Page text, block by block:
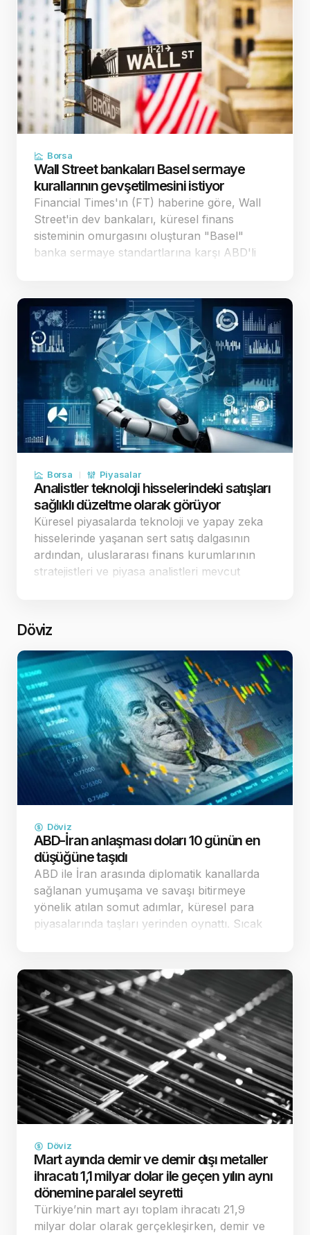
Borsa
Wall Street bankaları Basel sermaye
kurallarının gevşetilmesini istiyor
Financial Times'ın (FT) haberine göre, Wall
Street'in dev bankaları, küresel finans
sisteminin omurgasını oluşturan "Basel"
banka sermaye standartlarına karşı ABD'li
dolar büyüklü…
Borsa Piyasalar
Analistler teknoloji hisselerindeki satışları
sağlıklı düzeltme olarak görüyor
Küresel piyasalarda teknoloji ve yapay zeka
hisselerinde yaşanan sert satış dalgasının
ardından, uluslararası finans kurumlarının
stratejistleri ve piyasa analistleri mevcut
revizyonu beklent…
Döviz
Döviz
ABD-İran anlaşması doları 10 günün en
düşüğüne taşıdı
ABD ile İran arasında diplomatik kanallarda
sağlanan yumuşama ve savaşı bitirmeye
yönelik atılan somut adımlar, küresel para
piyasalarında taşları yerinden oynattı. Sıcak
yatırımcıların "g…
Döviz
Mart ayında demir ve demir dışı metaller
ihracatı 1,1 milyar dolar ile geçen yılın aynı
dönemine paralel seyretti
Türkiye’nin mart ayı toplam ihracatı 21,9
milyar dolar olarak gerçekleşirken, demir ve